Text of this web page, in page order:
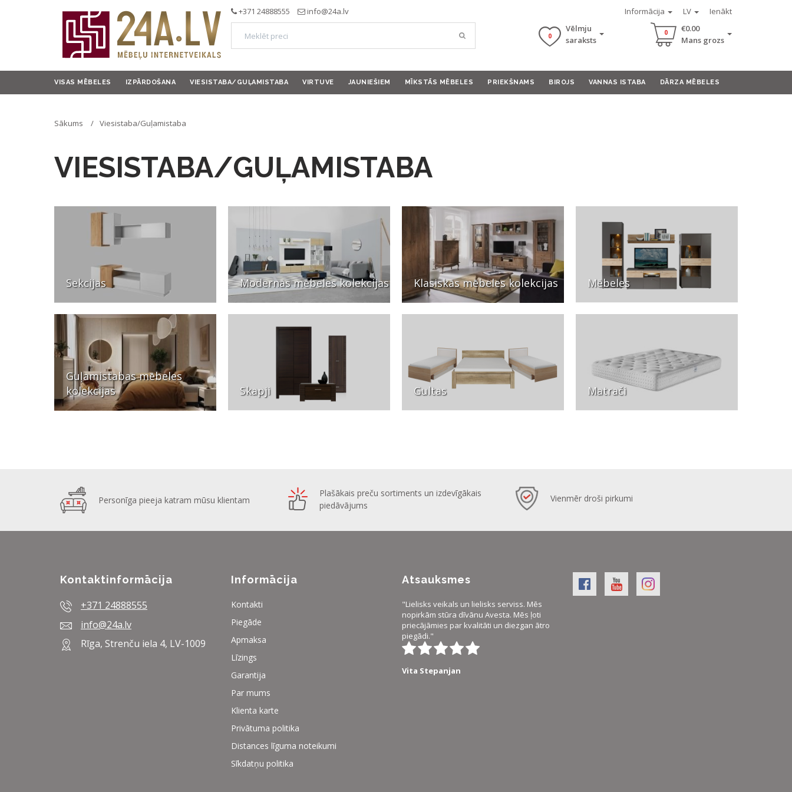
Informācija LV Ienākt
+371 24888555 info@24a.lv
0
Vēlmju
saraksts
0
€0.00
Mans grozs
VISAS MĒBELES IZPĀRDOŠANA VIESISTABA/GUĻAMISTABA VIRTUVE JAUNIEŠIEM MĪKSTĀS MĒBELES PRIEKŠNAMS BIROJS VANNAS ISTABA DĀRZA MĒBELES
Sākums Viesistaba/Guļamistaba
VIESISTABA/GUĻAMISTABA
Sekcijas Modernās mēbeles kolekcijas Klasiskās mēbeles kolekcijas Mēbeles
Guļamistabas mēbeles
kolekcijas
Skapji Gultas Matrači
Personīga pieeja katram mūsu klientam
Plašākais preču sortiments un izdevīgākais
piedāvājums
Vienmēr droši pirkumi
Kontaktinformācija
+371 24888555
info@24a.lv
Rīga, Strenču iela 4, LV-1009
Informācija
Kontakti
Piegāde
Apmaksa
Līzings
Garantija
Par mums
Klienta karte
Privātuma politika
Distances līguma noteikumi
Sīkdatņu politika
Atsauksmes
"Lielisks veikals un lielisks serviss. Mēs
nopirkām stūra dīvānu Avesta. Mēs ļoti
priecājāmies par kvalitāti un diezgan ātro
piegādi."
Vita Stepanjan